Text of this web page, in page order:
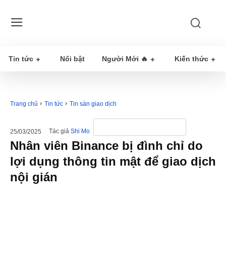
Tin tức Nổi bật Người Mới 🔥 Kiến thức
Trang chủ Tin tức Tin sàn giao dịch
25/03/2025 Tác giả Shi Mo
Nhân viên Binance bị đình chỉ do
lợi dụng thông tin mật để giao dịch
nội gián